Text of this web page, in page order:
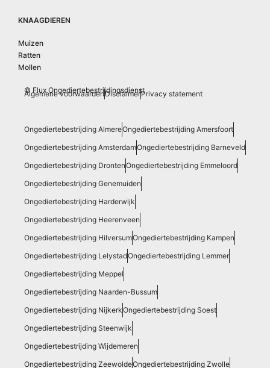
KNAAGDIEREN
Muizen
Ratten
Mollen
© Flux Ongediertebestrijdingsdienst
Algemene voorwaardenDisclaimerPrivacy statement
Ongediertebestrijding AlmereOngediertebestrijding Amersfoort
Ongediertebestrijding AmsterdamOngediertebestrijding Barneveld
Ongediertebestrijding DrontenOngediertebestrijding Emmeloord
Ongediertebestrijding Genemuiden
Ongediertebestrijding Harderwijk
Ongediertebestrijding Heerenveen
Ongediertebestrijding HilversumOngediertebestrijding Kampen
Ongediertebestrijding LelystadOngediertebestrijding Lemmer
Ongediertebestrijding Meppel
Ongediertebestrijding Naarden-Bussum
Ongediertebestrijding NijkerkOngediertebestrijding Soest
Ongediertebestrijding Steenwijk
Ongediertebestrijding Wijdemeren
Ongediertebestrijding ZeewoldeOngediertebestrijding Zwolle